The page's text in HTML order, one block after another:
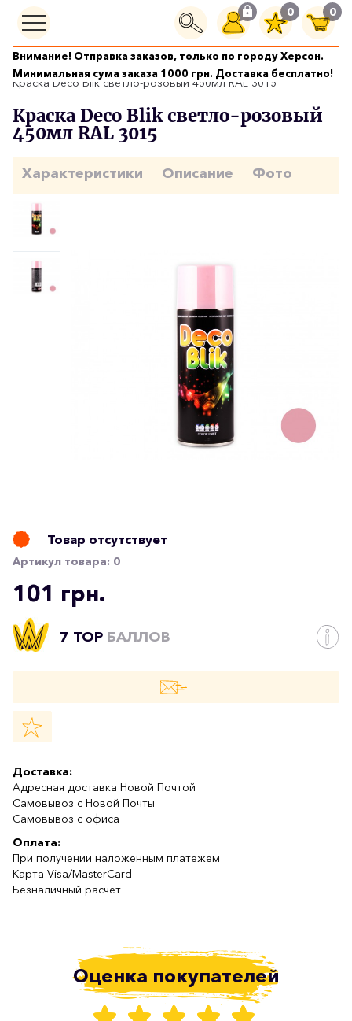
0 0
Внимание! Отправка заказов, только по городу Херсон.
Минимальная сума заказа 1000 грн. Доставка бесплатно!
Краски аэрозольные
Краска Deco Blik светло-розовый 450мл RAL 3015
Краска Deco Blik светло-розовый
450мл RAL 3015
Характеристики Описание Фото
Товар отсутствует
Артикул товара: 0
101 грн.
7 TOP БАЛЛОВ
Доставка:
Адресная доставка Новой Почтой
Самовывоз с Новой Почты
Самовывоз с офиса
Оплата:
При получении наложенным платежем
Карта Visa/MasterCard
Безналичный расчет
Оценка покупателей